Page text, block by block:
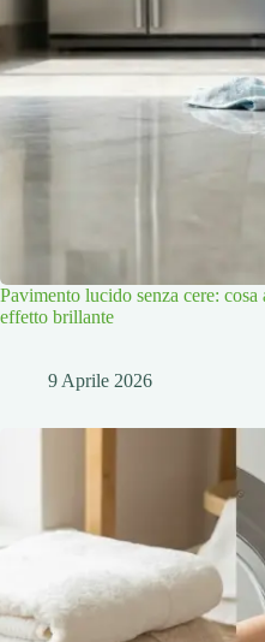
Pavimento lucido senza cere: cosa
effetto brillante
9 Aprile 2026